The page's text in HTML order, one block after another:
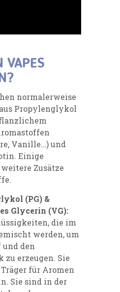
VAPES
normalerweise
Propylenglykol
Vanille…) und
Einige
Zusätze
(PG) &
Glycerin (VG):
die im
werden, um
und den
zu erzeugen. Sie
für Aromen
Sie sind in der